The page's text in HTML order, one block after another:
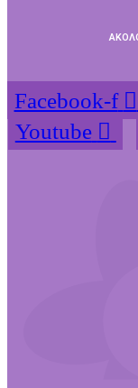
Facebook-f
Youtube